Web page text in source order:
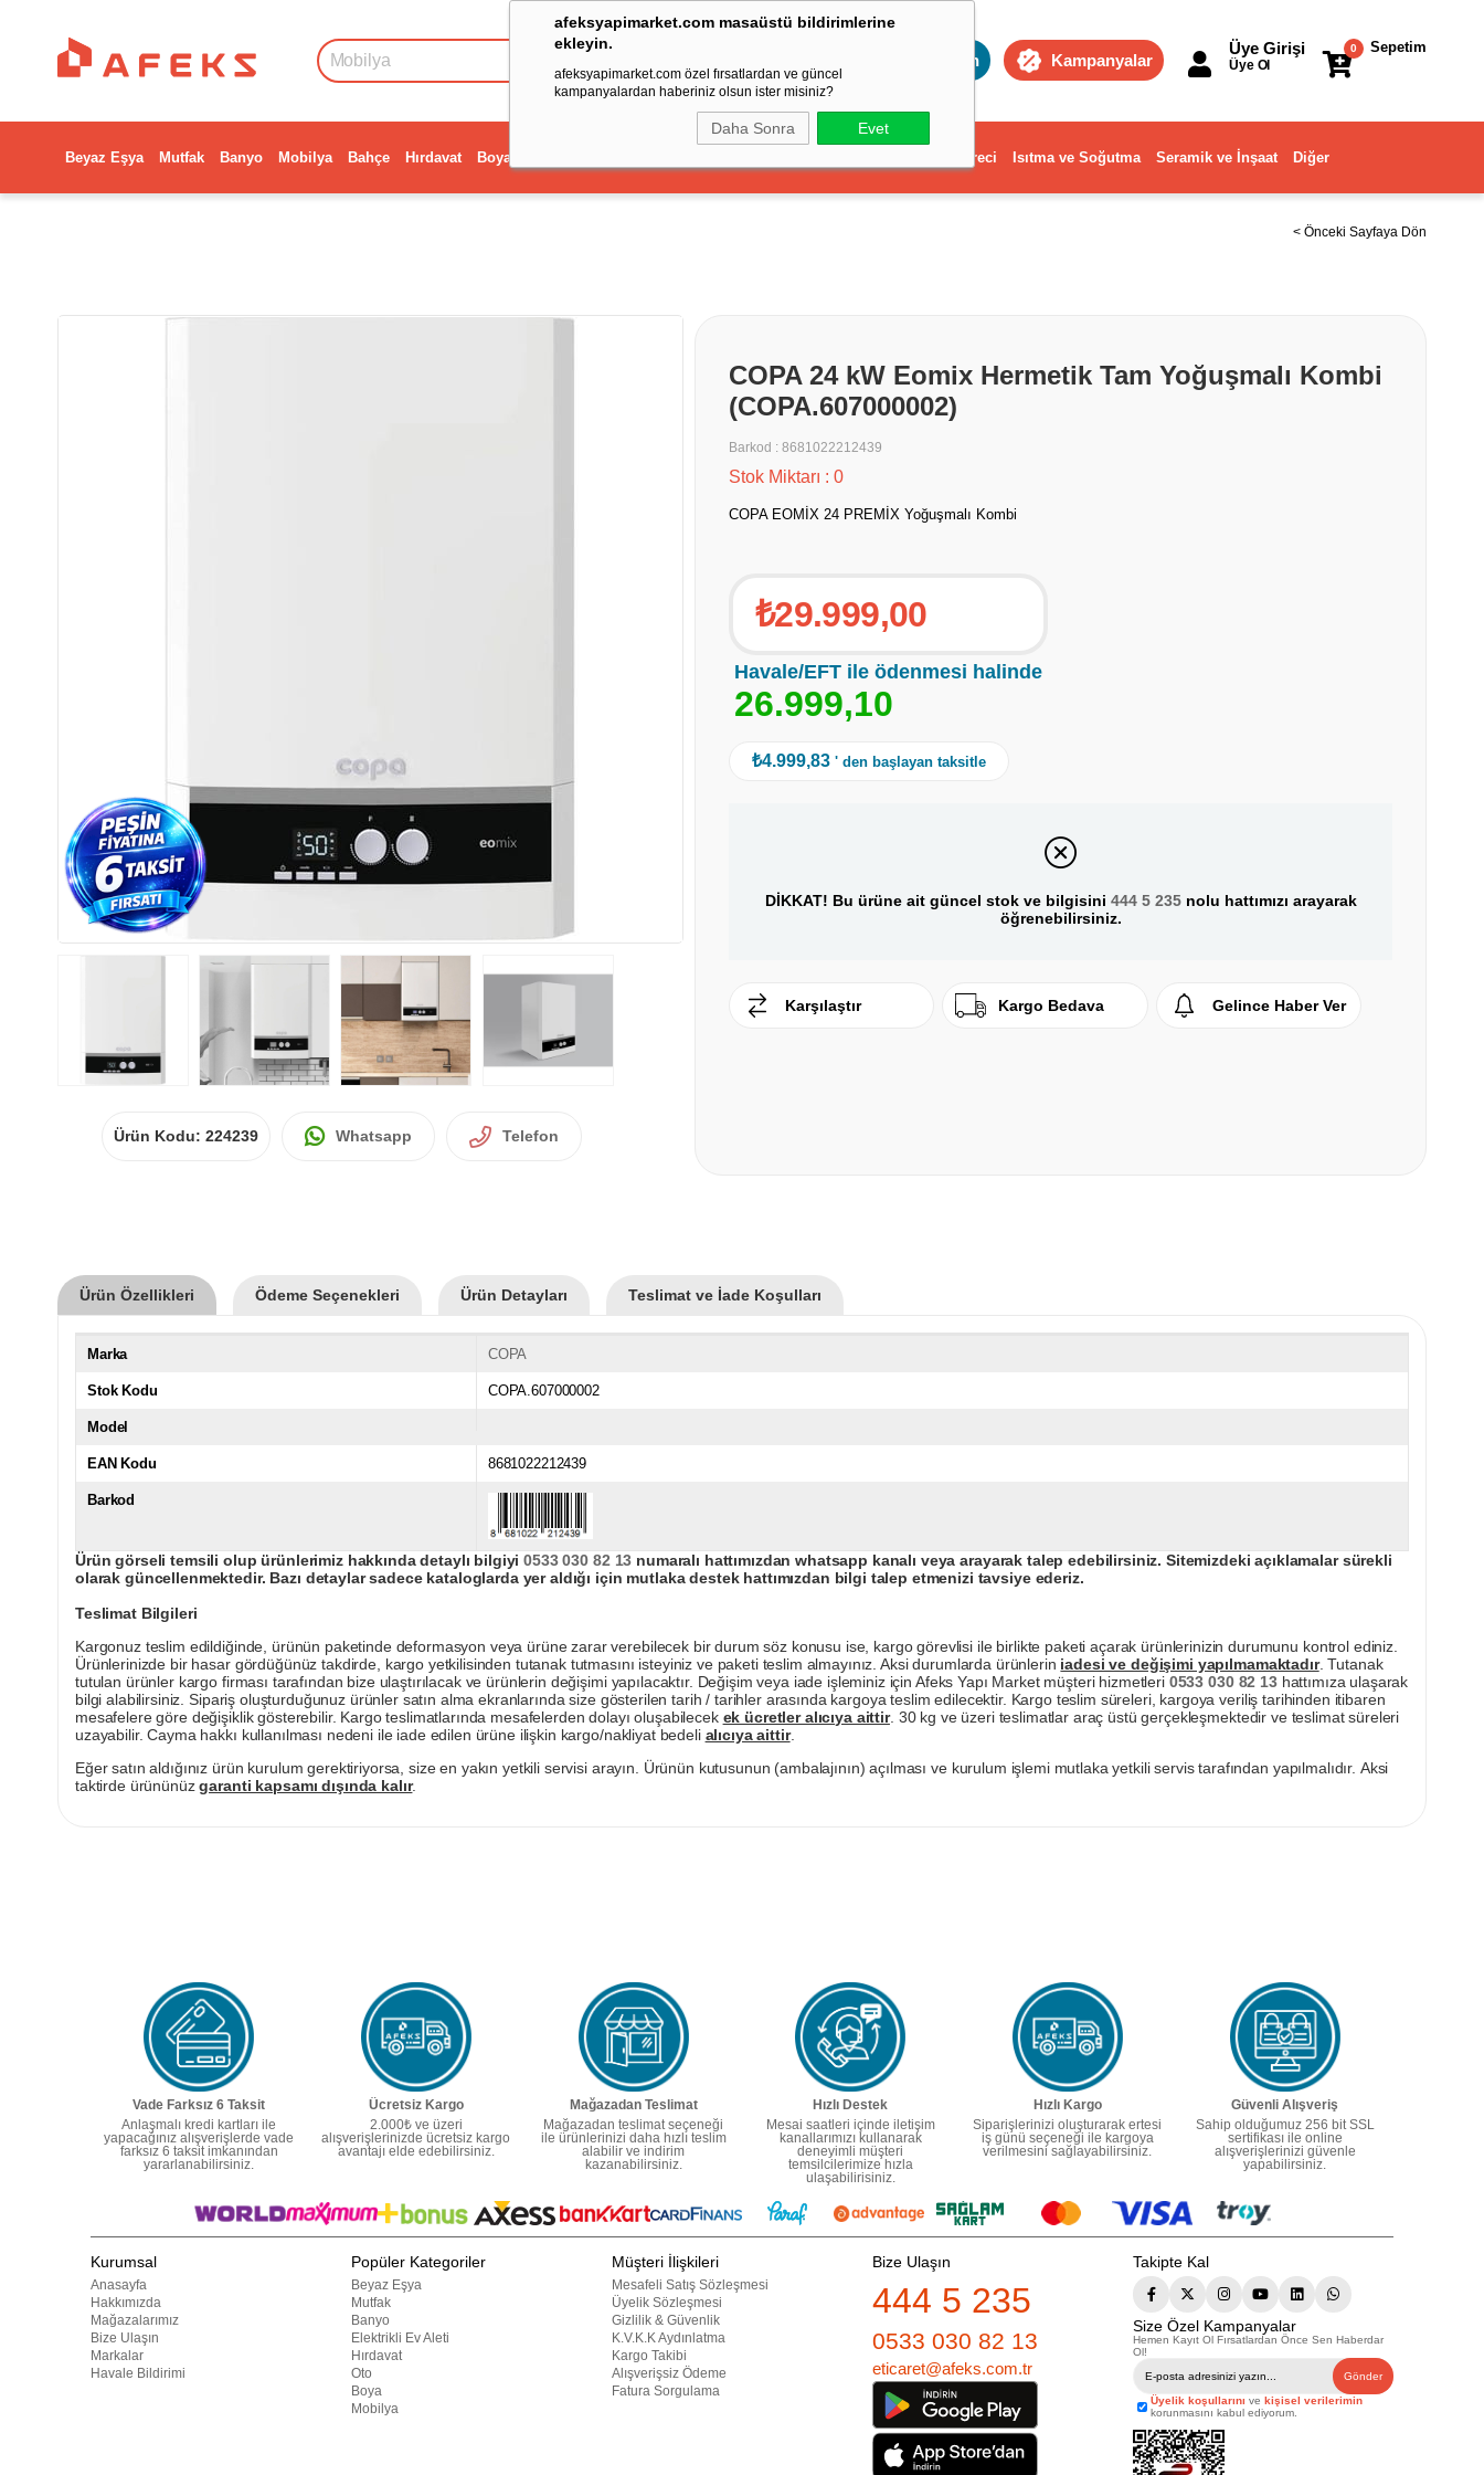
afeksyapimarket.com masaüstü bildirimlerine
ekleyin.
afeksyapimarket.com özel fırsatlardan ve güncel
kampanyalardan haberiniz olsun ister misiniz?
Daha Sonra Evet
Toptan Kampanyalar
Sepetim
0
Üye Girişi
Üye Ol
Beyaz Eşya Mutfak Banyo Mobilya Bahçe Hırdavat Boya Dekorasyon ve Ev Gereci Isıtma ve Soğutma Seramik ve İnşaat Diğer
< Önceki Sayfaya Dön
Ürün Kodu: 224239 Whatsapp Telefon
COPA 24 kW Eomix Hermetik Tam Yoğuşmalı Kombi
(COPA.607000002)
Barkod : 8681022212439
Stok Miktarı : 0
COPA EOMİX 24 PREMİX Yoğuşmalı Kombi
₺29.999,00
Havale/EFT ile ödenmesi halinde
26.999,10
₺4.999,83 ' den başlayan taksitle
DİKKAT! Bu ürüne ait güncel stok ve bilgisini 444 5 235nolu hattımızı arayarak
öğrenebilirsiniz.
Karşılaştır Kargo Bedava Gelince Haber Ver
Ürün Özellikleri Ödeme Seçenekleri Ürün Detayları Teslimat ve İade Koşulları
Marka COPA
Stok Kodu COPA.607000002
Model
EAN Kodu 8681022212439
Barkod
Ürün görseli temsili olup ürünlerimiz hakkında detaylı bilgiyi0533 030 82 13 numaralı hattımızdan whatsapp kanalı veya arayarak talep edebilirsiniz. Sitemizdeki açıklamalar sürekli
olarak güncellenmektedir. Bazı detaylar sadece kataloglarda yer aldığı için mutlaka destek hattımızdan bilgi talep etmenizi tavsiye ederiz.
Teslimat Bilgileri
Kargonuz teslim edildiğinde, ürünün paketinde deformasyon veya ürüne zarar verebilecek bir durum söz konusu ise, kargo görevlisi ile birlikte paketi açarak ürünlerinizin durumunu kontrol ediniz.
Ürünlerinizde bir hasar gördüğünüz takdirde, kargo yetkilisinden tutanak tutmasını isteyiniz ve paketi teslim almayınız. Aksi durumlarda ürünlerin iadesi ve değişimi yapılmamaktadır. Tutanak
tutulan ürünler kargo firması tarafından bize ulaştırılacak ve ürünlerin değişimi yapılacaktır. Değişim veya iade işleminiz için Afeks Yapı Market müşteri hizmetleri 0533 030 82 13hattımıza ulaşarak
bilgi alabilirsiniz. Sipariş oluşturduğunuz ürünler satın alma ekranlarında size gösterilen tarih / tarihler arasında kargoya teslim edilecektir. Kargo teslim süreleri, kargoya veriliş tarihinden itibaren
mesafelere göre değişiklik gösterebilir. Kargo teslimatlarında mesafelerden dolayı oluşabilecek ek ücretler alıcıya aittir. 30 kg ve üzeri teslimatlar araç üstü gerçekleşmektedir ve teslimat süreleri
uzayabilir. Cayma hakkı kullanılması nedeni ile iade edilen ürüne ilişkin kargo/nakliyat bedeli alıcıya aittir.
Eğer satın aldığınız ürün kurulum gerektiriyorsa, size en yakın yetkili servisi arayın. Ürünün kutusunun (ambalajının) açılması ve kurulum işlemi mutlaka yetkili servis tarafından yapılmalıdır. Aksi
taktirde ürününüzgaranti kapsamı dışında kalır.
Vade Farksız 6 Taksit
Anlaşmalı kredi kartları ile
yapacağınız alışverişlerde vade
farksız 6 taksit imkanından
yararlanabilirsiniz.
Ücretsiz Kargo
2.000₺ ve üzeri
alışverişlerinizde ücretsiz kargo
avantajı elde edebilirsiniz.
Mağazadan Teslimat
Mağazadan teslimat seçeneği
ile ürünlerinizi daha hızlı teslim
alabilir ve indirim
kazanabilirsiniz.
Hızlı Destek
Mesai saatleri içinde iletişim
kanallarımızı kullanarak
deneyimli müşteri
temsilcilerimize hızla
ulaşabilirisiniz.
Hızlı Kargo
Siparişlerinizi oluşturarak ertesi
iş günü seçeneği ile kargoya
verilmesini sağlayabilirsiniz.
Güvenli Alışveriş
Sahip olduğumuz 256 bit SSL
sertifikası ile online
alışverişlerinizi güvenle
yapabilirsiniz.
Kurumsal
Anasayfa
Hakkımızda
Mağazalarımız
Bize Ulaşın
Markalar
Havale Bildirimi
Popüler Kategoriler
Beyaz Eşya
Mutfak
Banyo
Elektrikli Ev Aleti
Hırdavat
Oto
Boya
Mobilya
Müşteri İlişkileri
Mesafeli Satış Sözleşmesi
Üyelik Sözleşmesi
Gizlilik & Güvenlik
K.V.K.K Aydınlatma
Kargo Takibi
Alışverişsiz Ödeme
Fatura Sorgulama
Bize Ulaşın
444 5 235
0533 030 82 13
eticaret@afeks.com.tr
Takipte Kal
Size Özel Kampanyalar
Hemen Kayıt Ol Fırsatlardan Önce Sen Haberdar
Ol!
Gönder
Üyelik koşullarını ve kişisel verilerimin
korunmasını kabul ediyorum.